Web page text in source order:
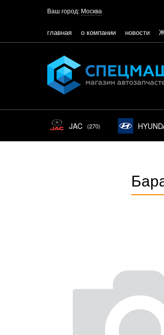
Ваш город: Москва
главная о компании новости
JAC (270)